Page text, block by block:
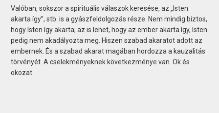
Valóban, sokszor a spirituális válaszok keresése, az „Isten
akarta így”, stb. is a gyászfeldolgozás része. Nem mindig biztos,
hogy Isten így akarta; az is lehet, hogy az ember akarta így, Isten
pedig nem akadályozta meg. Hiszen szabad akaratot adott az
embernek. És a szabad akarat magában hordozza a kauzalitás
törvényét. A cselekményeknek következménye van. Ok és
okozat.